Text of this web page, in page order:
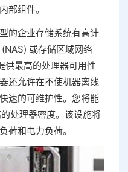
部组件。
的企业存储系统有高计
或存储区域网络
供最高的处理器可用性
还允许在不使机器离线
速的可维护性。您将能
处理器密度。该设施将
荷和电力负荷。